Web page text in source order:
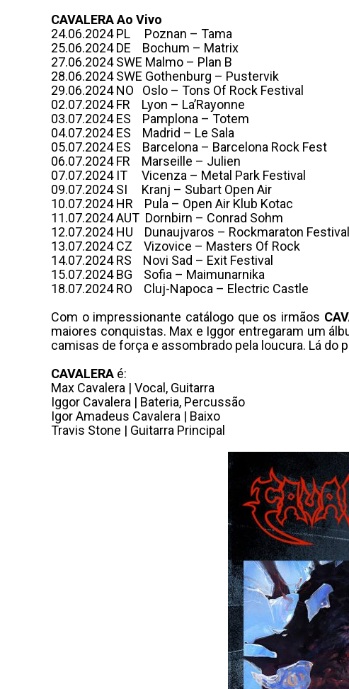
CAVALERAAo Vivo
24.06.2024 PL Poznan – Tama
25.06.2024 DE Bochum – Matrix
27.06.2024 SWE Malmo – Plan B
28.06.2024 SWE Gothenburg – Pustervik
29.06.2024 NO Oslo – Tons Of Rock Festival
02.07.2024 FR Lyon – La’Rayonne
03.07.2024 ES Pamplona – Totem
04.07.2024 ES Madrid – Le Sala
05.07.2024 ES Barcelona – Barcelona Rock Fest
06.07.2024 FR Marseille – Julien
07.07.2024 IT Vicenza – Metal Park Festival
09.07.2024 SI Kranj – Subart Open Air
10.07.2024 HR Pula – Open Air Klub Kotac
11.07.2024 AUT Dornbirn – Conrad Sohm
12.07.2024 HU Dunaujvaros – Rockmaraton Festival
13.07.2024 CZ Vizovice – Masters Of Rock
14.07.2024 RS Novi Sad – Exit Festival
15.07.2024 BG Sofia – Maimunarnika
18.07.2024 RO Cluj-Napoca – Electric Castle
Com o impressionante catálogo que os irmãos
maiores conquistas. Max e Iggor entregaram um
camisas de força e assombrado pela loucura. Lá
CAVALERA é:
Max Cavalera | Vocal, Guitarra
Iggor Cavalera | Bateria, Percussão
Igor Amadeus Cavalera | Baixo
Travis Stone | Guitarra Principal